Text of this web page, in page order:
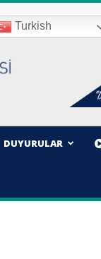
Turkish
DUYURULAR